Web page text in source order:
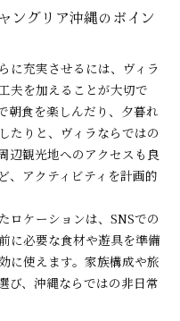
ングリア沖縄のポイン
に充実させるには、ヴィラ
夫を加えることが大切で
朝食を楽しんだり、夕暮れ
たりと、ヴィラならではの
辺観光地へのアクセスも良
、アクティビティを計画的
ロケーションは、SNSでの
に必要な食材や遊具を準備
に使えます。家族構成や旅
び、沖縄ならではの非日常